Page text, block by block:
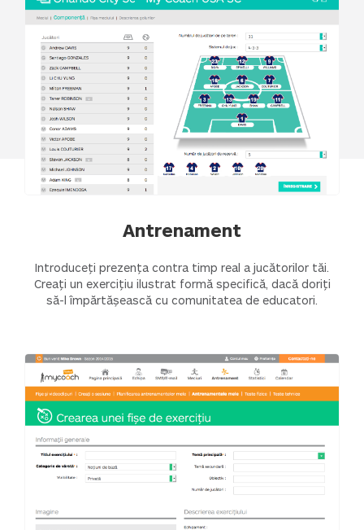
Antrenament
Introduceți prezența contra timp real a jucătorilor tăi.
Creați un exercițiu ilustrat formă specifică, dacă doriți
să-l împărtășească cu comunitatea de educatori.